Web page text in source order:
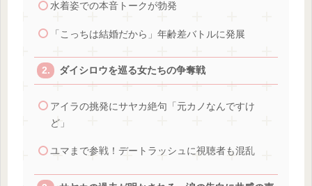
水着姿での本音トークが勃発
「こっちは結婚だから」年齢差バトルに発展
ダイシロウを巡る女たちの争奪戦
アイラの挑発にサヤカ絶句「元カノなんですけ
ど」
ユマまで参戦！デートラッシュに視聴者も混乱